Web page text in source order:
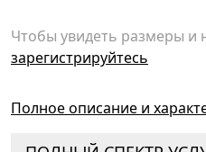
Чтобы увидеть размеры и
зарегистрируйтесь
Полное описание и